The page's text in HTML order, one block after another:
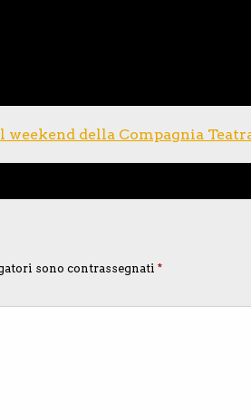
weekend della Compagnia
sono contrassegnati *